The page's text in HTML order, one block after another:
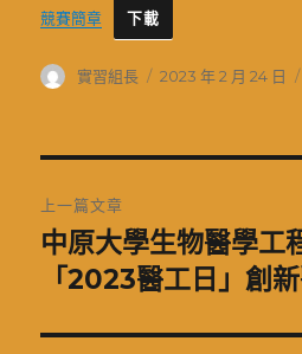
競賽簡章 下載
作
實習組長
發
2023 年 2 月 24 日
章
導
覽
上一篇文章
上
文
中原大學生物醫學工
「2023醫工日」創